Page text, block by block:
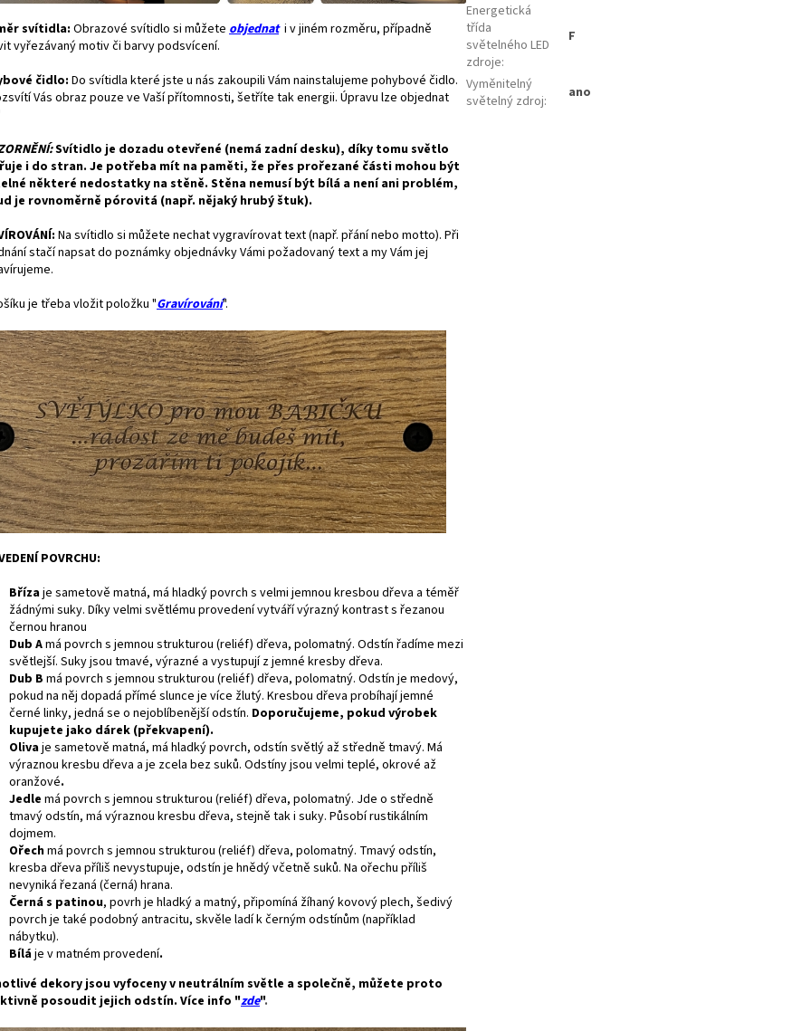
svítidla: Obrazové svítidlo si můžete objednat i v jiném rozměru, případně
vyřezávaný motiv či barvy podsvícení.
čidlo:Do svítidla které jste u nás zakoupili Vám nainstalujeme pohybové čidlo.
Vás obraz pouze ve Vaší přítomnosti, šetříte tak energii. Úpravu lze objednat
Svítidlo je dozadu otevřené (nemá zadní desku), díky tomu světlo
i do stran. Je potřeba mít na paměti, že přes prořezané části mohou být
některé nedostatky na stěně. Stěna nemusí být bílá a není ani problém,
je rovnoměrně pórovitá (např. nějaký hrubý štuk).
Na svítidlo si můžete nechat vygravírovat text (např. přání nebo motto). Při
stačí napsat do poznámky objednávky Vámi požadovaný text a my Vám jej
je třeba vložit položku "Gravírování".
POVRCHU:
Břízaje sametově matná, má hladký povrch s velmi jemnou kresbou dřeva a téměř
žádnými suky. Díky velmi světlému provedení vytváří výrazný kontrast s řezanou
černou hranou
Dub Amá povrch s jemnou strukturou (reliéf) dřeva, polomatný. Odstín řadíme mezi
světlejší. Suky jsou tmavé, výrazné a vystupují z jemné kresby dřeva.
Dub B má povrch s jemnou strukturou (reliéf) dřeva, polomatný. Odstín je medový,
pokud na něj dopadá přímé slunce je více žlutý. Kresbou dřeva probíhají jemné
černé linky, jedná se o nejoblíbenější odstín. Doporučujeme, pokud výrobek
kupujete jako dárek (překvapení).
Olivaje sametově matná, má hladký povrch, odstín světlý až středně tmavý. Má
výraznou kresbu dřeva a je zcela bez suků. Odstíny jsou velmi teplé, okrové až
oranžové.
Jedle má povrch s jemnou strukturou (reliéf) dřeva, polomatný. Jde o středně
tmavý odstín, má výraznou kresbu dřeva, stejně tak i suky. Působí rustikálním
dojmem.
Ořechmá povrch s jemnou strukturou (reliéf) dřeva, polomatný. Tmavý odstín,
kresba dřeva příliš nevystupuje, odstín je hnědý včetně suků. Na ořechu příliš
nevyniká řezaná (černá) hrana.
Černá s patinou, povrh je hladký a matný, připomíná žíhaný kovový plech, šedivý
povrch je také podobný antracitu, skvěle ladí k černým odstínům (například
nábytku).
Bíláje v matném provedení.
dekory jsou vyfoceny v neutrálním světle a společně, můžete proto
posoudit jejich odstín. Více info "zde".
Energetická
třída
světelného LED
zdroje:
F
Vyměnitelný
světelný zdroj: ano